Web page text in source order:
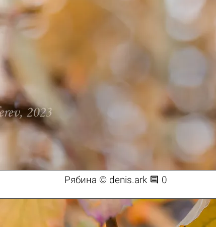
Рябина © denis.ark  0